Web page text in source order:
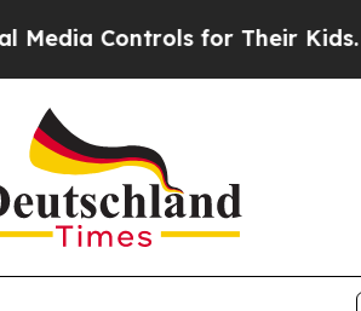
for Their Kids. Should